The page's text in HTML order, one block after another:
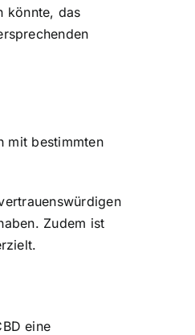
könnte, das
mit bestimmten
Zudem ist
eine